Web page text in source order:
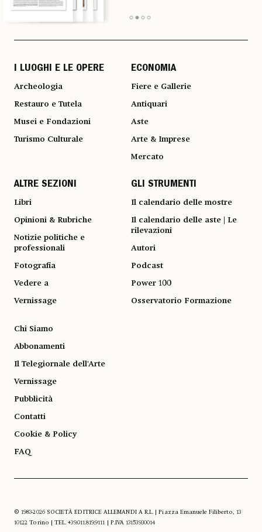
I LUOGHI E LE OPERE
Archeologia
Restauro e Tutela
Musei e Fondazioni
Turismo Culturale
ECONOMIA
Fiere e Gallerie
Antiquari
Aste
Arte & Imprese
Mercato
ALTRE SEZIONI
Libri
Opinioni & Rubriche
Notizie politiche e
professionali
Fotografia
Vedere a
Vernissage
GLI STRUMENTI
Il calendario delle mostre
Il calendario delle aste | Le
rilevazioni
Autori
Podcast
Power 100
Osservatorio Formazione
Chi Siamo
Abbonamenti
Il Telegiornale dell'Arte
Vernissage
Pubblicità
Contatti
Cookie & Policy
FAQ
© 1983-2026 SOCIETÀ EDITRICE ALLEMANDI A R.L. | Piazza Emanuele Filiberto, 13
10122 Torino | TEL. +39.011.819.9111 | P.IVA 13153930014